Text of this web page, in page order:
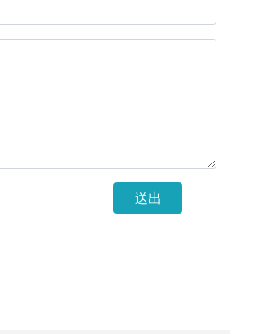
送出